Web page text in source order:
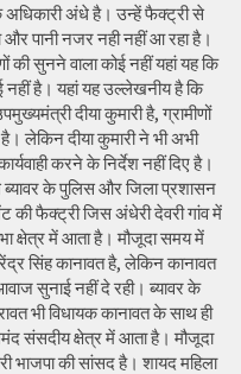
अधिकारी अंधे है। उन्हें फैक्ट्री से
पानी नजर नही नहीं आ रहा है।
की सुनने वाला कोई नहीं यहां यह कि
नहीं है। यहां यह उल्लेखनीय है कि
दीया कुमारी है, ग्रामीणों
लेकिन दीया कुमारी ने भी अभी
करने के निर्देश नहीं दिए है।
ब्यावर के पुलिस और जिला प्रशासन
की फैक्ट्री जिस अंधेरी देवरी गांव में
क्षेत्र में आता है। मौजूदा समय में
सिंह कानावत है, लेकिन कानावत
सुनाई नहीं दे रही। ब्यावर के
भी विधायक कानावत के साथ ही
संसदीय क्षेत्र में आता है। मौजूदा
भाजपा की सांसद है। शायद महिला